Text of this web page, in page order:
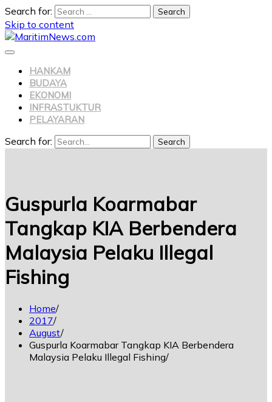
Search for:
Skip to content
HANKAM
BUDAYA
EKONOMI
INFRASTUKTUR
PELAYARAN
Search for: Search
Guspurla Koarmabar
Tangkap KIA Berbendera
Malaysia Pelaku Illegal
Fishing
Home
2017
August
Guspurla Koarmabar Tangkap KIA Berbendera
Malaysia Pelaku Illegal Fishing